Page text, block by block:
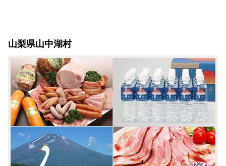
山梨県山中湖村